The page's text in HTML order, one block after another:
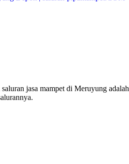
jasa mampet di Meruyung adalah